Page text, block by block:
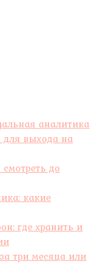
аналитика
для выхода на
до
какие
где хранить и
три месяца или